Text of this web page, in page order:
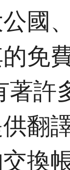
國
免
著許
翻
換